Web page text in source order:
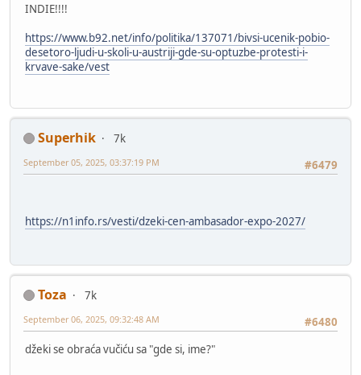
INDIE!!!!
https://www.b92.net/info/politika/137071/bivsi-ucenik-pobio-
desetoro-ljudi-u-skoli-u-austriji-gde-su-optuzbe-protesti-i-
krvave-sake/vest
Superhik
7k
#6479
September 05, 2025, 03:37:19 PM
https://n1info.rs/vesti/dzeki-cen-ambasador-expo-2027/
Toza
7k
#6480
September 06, 2025, 09:32:48 AM
džeki se obraća vučiću sa "gde si, ime?"